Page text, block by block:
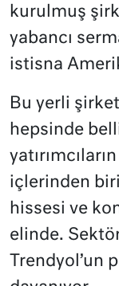
kurulmuş
yabancı
istisna
Bu yerli
hepsinde
içlerinden
hissesi ve
elinde.
Trendyol’un